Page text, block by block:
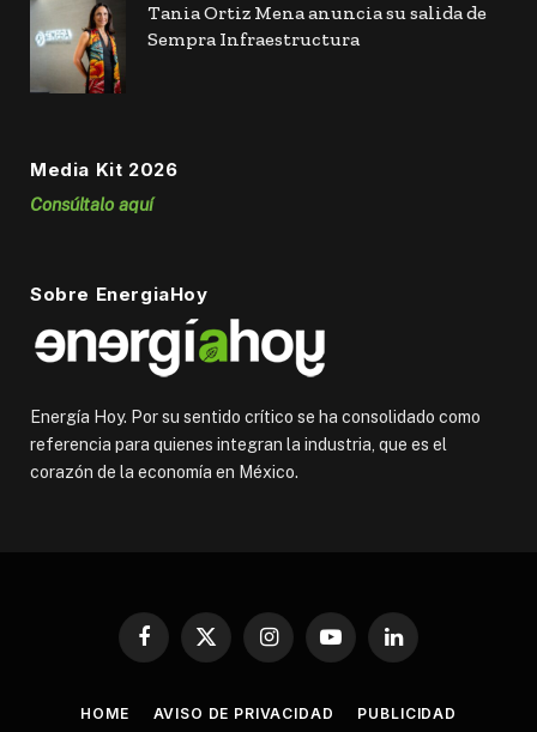
Tania Ortiz Mena anuncia su salida de
Sempra Infraestructura
Media Kit 2026
Consúltalo aquí
Sobre EnergiaHoy
Energía Hoy. Por su sentido crítico se ha consolidado como
referencia para quienes integran la industria, que es el
corazón de la economía en México.
Facebook
X
InstagramYouTubeLinkedIn
HOME AVISO DE PRIVACIDAD PUBLICIDAD